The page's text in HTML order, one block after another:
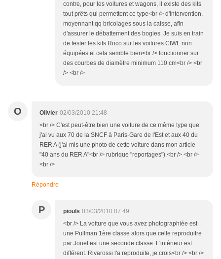
contre, pour les voitures et wagons, il existe des kits
tout prêts qui permettent ce type<br /> d'intervention,
moyennant qq bricolages sous la caisse, afin
d'assurer le débattement des bogies. Je suis en train
de tester les kits Roco sur les voitures CIWL non
équipées et cela semble bien<br /> fonctionner sur
des courbes de diamètre minimum 110 cm<br /> <br
/> <br />
O Olivier 02/03/2010 21:48
<br /> C'est peut-être bien une voiture de ce même type que
j'ai vu aux 70 de la SNCF à Paris-Gare de l'Est et aux 40 du
RER A (j'ai mis une photo de cette voiture dans mon article
"40 ans du RER A"<br /> rubrique "reportages").<br /> <br />
<br />
Répondre
P piouls 03/03/2010 07:49
<br /> La voiture que vous avez photographiée est
une Pullman 1ère classe alors que celle reproduitre
par Jouef est une seconde classe. L'intérieur est
différent. Rivarossi l'a reproduite, je crois<br /> <br />